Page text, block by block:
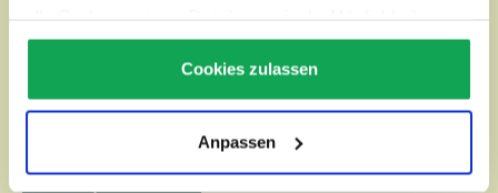
Widerruf finden Sie unter:Datenschutz
Cookies zulassen
Anpassen
NEWSLETTER